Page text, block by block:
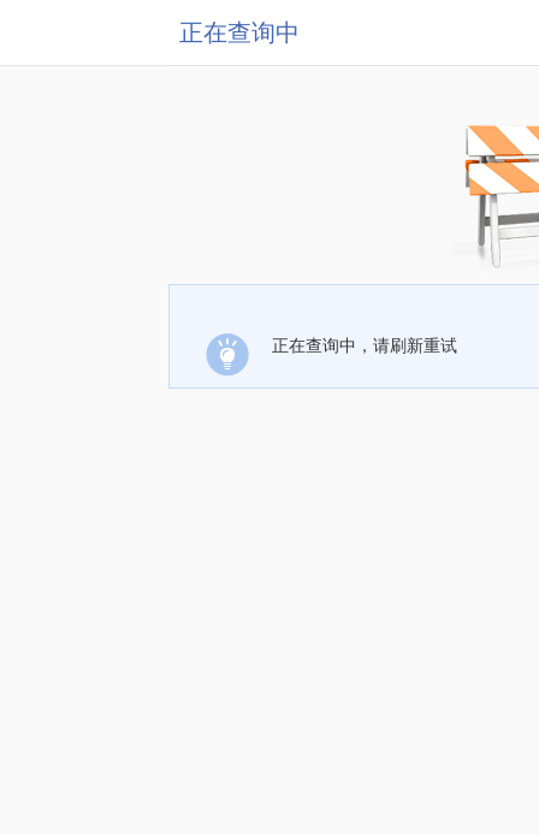
正在查询中
正在查询中，请刷新重试